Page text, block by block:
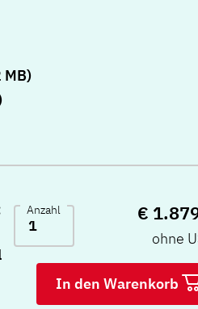
MB)
Anzahl €
In den Warenkorb